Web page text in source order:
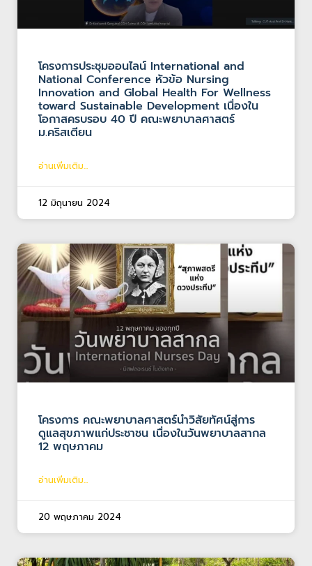
โครงการประชุมออนไลน์ International and
National Conference หัวข้อ Nursing
Innovation and Global Health For Wellness
toward Sustainable Development เนื่องใน
โอกาสครบรอบ 40 ปี คณะพยาบาลศาสตร์
ม.คริสเตียน
อ่านเพิ่มเติม...
12 มิถุนายน 2024
โครงการ คณะพยาบาลศาสตร์นำวิสัยทัศน์สู่การ
ดูแลสุขภาพแก่ประชาชน เนื่องในวันพยาบาลสากล
12 พฤษภาคม
อ่านเพิ่มเติม...
20 พฤษภาคม 2024